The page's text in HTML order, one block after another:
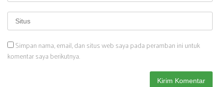
Simpan nama, email, dan situs web saya pada peramban ini untuk
komentar saya berikutnya.